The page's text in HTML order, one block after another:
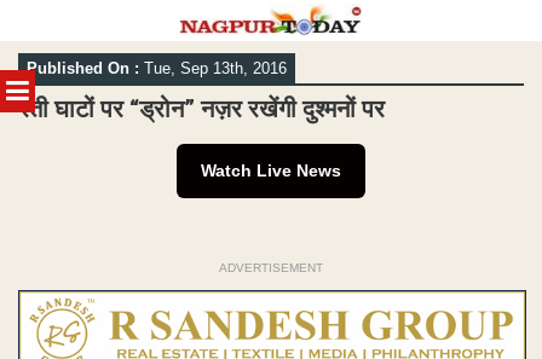
MENU
Skip
to
content
Published On : Tue, Sep 13th, 2016
रेती घाटों पर “ड्रोन” नज़र रखेंगी दुश्मनों पर
Watch Live News
ADVERTISEMENT